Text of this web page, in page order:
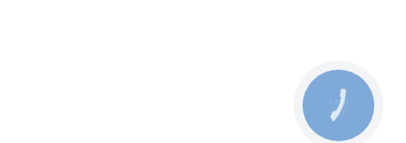
КНОПКА
ЗВ'ЯЗКУ